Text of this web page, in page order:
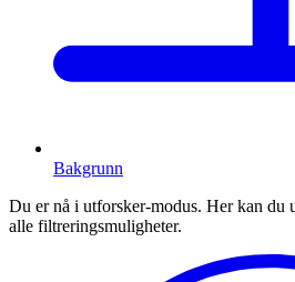
Bakgrunn
Du er nå i utforsker-modus. Her kan du
alle filtreringsmuligheter.